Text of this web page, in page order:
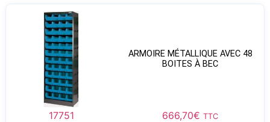
ARMOIRE MÉTALLIQUE AVEC 48
BOITES À BEC
17751 666,70€ TTC